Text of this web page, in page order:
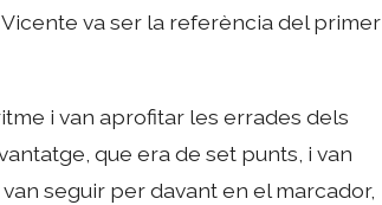
va ser la referència del primer
i van aprofitar les errades dels
que era de set punts, i van
seguir per davant en el marcador,